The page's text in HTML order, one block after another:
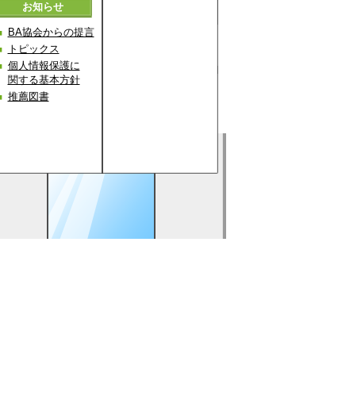
お知らせ
BA協会からの提言
トピックス
個人情報保護に
関する基本方針
推薦図書